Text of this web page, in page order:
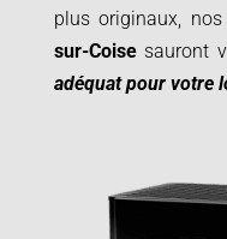
plus originaux,
sur-Coisesauront
adéquat pour votre